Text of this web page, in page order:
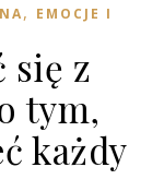
, EMOCJE I
się z
tym,
każdy